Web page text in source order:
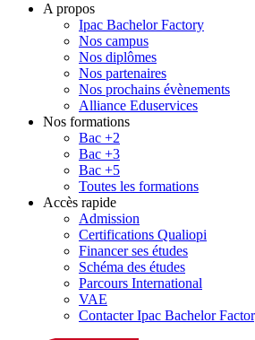
A propos
Ipac Bachelor Factory
Nos campus
Nos diplômes
Nos partenaires
Nos prochains évènements
Alliance Eduservices
Nos formations
Bac +2
Bac +3
Bac +5
Toutes les formations
Accès rapide
Admission
Certifications Qualiopi
Financer ses études
Schéma des études
Parcours International
VAE
Contacter Ipac Bachelor